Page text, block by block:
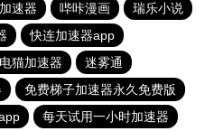
速器 哔咔漫画
瑞乐小说
快连加速器app
猫加速器
迷雾通
免费梯子加速器永久免费版
每天试用一小时加速器